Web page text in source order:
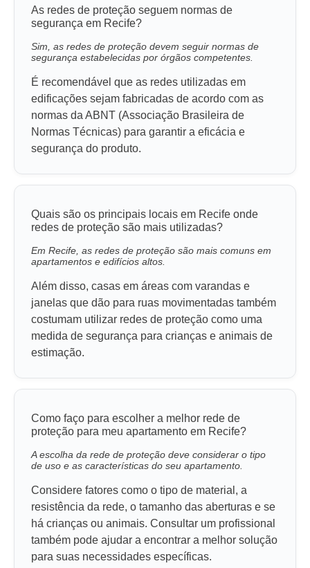
As redes de proteção seguem normas de
segurança em Recife?
Sim, as redes de proteção devem seguir normas de
segurança estabelecidas por órgãos competentes.
É recomendável que as redes utilizadas em
edificações sejam fabricadas de acordo com as
normas da ABNT (Associação Brasileira de
Normas Técnicas) para garantir a eficácia e
segurança do produto.
Quais são os principais locais em Recife onde
redes de proteção são mais utilizadas?
Em Recife, as redes de proteção são mais comuns em
apartamentos e edifícios altos.
Além disso, casas em áreas com varandas e
janelas que dão para ruas movimentadas também
costumam utilizar redes de proteção como uma
medida de segurança para crianças e animais de
estimação.
Como faço para escolher a melhor rede de
proteção para meu apartamento em Recife?
A escolha da rede de proteção deve considerar o tipo
de uso e as características do seu apartamento.
Considere fatores como o tipo de material, a
resistência da rede, o tamanho das aberturas e se
há crianças ou animais. Consultar um profissional
também pode ajudar a encontrar a melhor solução
para suas necessidades específicas.